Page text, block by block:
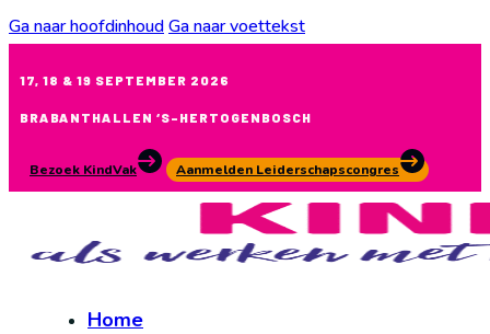
Ga naar hoofdinhoudGa naar voettekst
17, 18 & 19 SEPTEMBER 2026
BRABANTHALLEN ‘S-HERTOGENBOSCH
Bezoek KindVak Aanmelden Leiderschapscongres
Home